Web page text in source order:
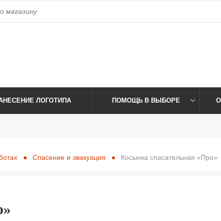
access_time
ЛОГОТИПА ПОМОЩЬ В ВЫБОРЕ
Спасение и эвакуация Косынка спасательная «Про»